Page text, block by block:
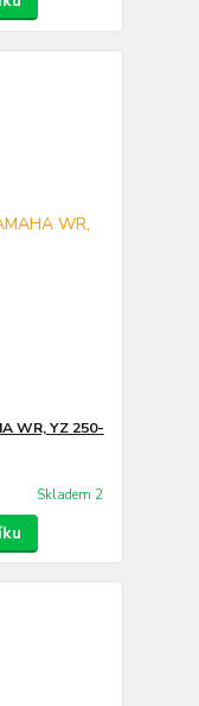
WR, YZ 250-
Skladem 2